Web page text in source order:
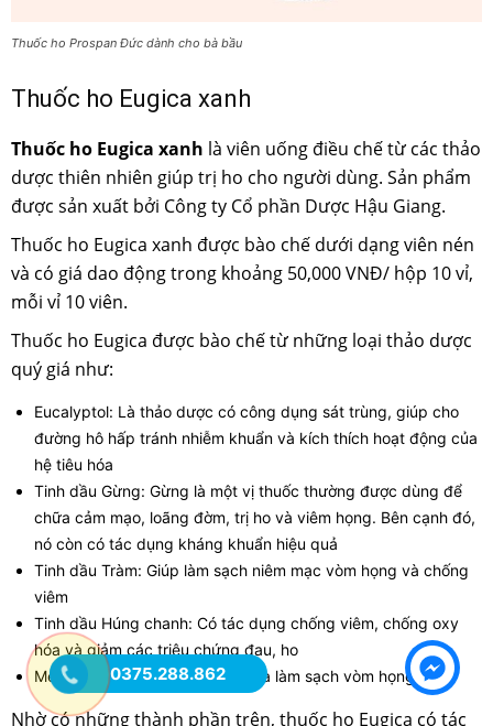
Thuốc ho Prospan Đức dành cho bà bầu
Thuốc ho Eugica xanh
Thuốc ho Eugica xanh là viên uống điều chế từ các thảo
dược thiên nhiên giúp trị ho cho người dùng. Sản phẩm
được sản xuất bởi Công ty Cổ phần Dược Hậu Giang.
Thuốc ho Eugica xanh được bào chế dưới dạng viên nén
và có giá dao động trong khoảng 50,000 VNĐ/ hộp 10 vỉ,
mỗi vỉ 10 viên.
Thuốc ho Eugica được bào chế từ những loại thảo dược
quý giá như:
Eucalyptol: Là thảo dược có công dụng sát trùng, giúp cho
đường hô hấp tránh nhiễm khuẩn và kích thích hoạt động của
hệ tiêu hóa
Tinh dầu Gừng: Gừng là một vị thuốc thường được dùng để
chữa cảm mạo, loãng đờm, trị ho và viêm họng. Bên cạnh đó,
nó còn có tác dụng kháng khuẩn hiệu quả
Tinh dầu Tràm: Giúp làm sạch niêm mạc vòm họng và chống
viêm
Tinh dầu Húng chanh: Có tác dụng chống viêm, chống oxy
hóa và giảm các triệu chứng đau, ho
Menthol: Làm loãng niêm dịch và làm sạch vòm họng
Nhờ có những thành phần trên, thuốc ho Eugica có tác
0375.288.862